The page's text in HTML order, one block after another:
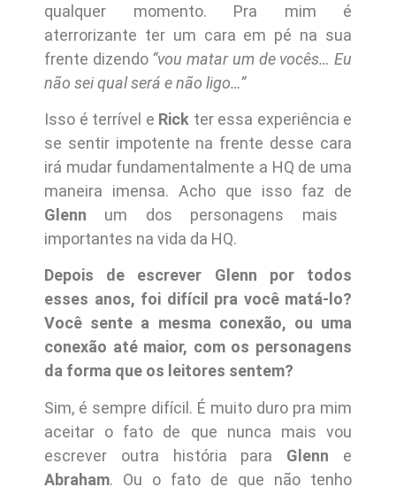
qualquer momento. Pra mim é
aterrorizante ter um cara em pé na sua
frente dizendo “vou matar um de vocês… Eu
não sei qual será e não ligo…”
Isso é terrível e Rick ter essa experiência e
se sentir impotente na frente desse cara
irá mudar fundamentalmente a HQ de uma
maneira imensa. Acho que isso faz de
Glenn um dos personagens mais
importantes na vida da HQ.
Depois de escrever Glenn por todos
esses anos, foi difícil pra você matá-lo?
Você sente a mesma conexão, ou uma
conexão até maior, com os personagens
da forma que os leitores sentem?
Sim, é sempre difícil. É muito duro pra mim
aceitar o fato de que nunca mais vou
escrever outra história para Glenn e
Abraham. Ou o fato de que não tenho